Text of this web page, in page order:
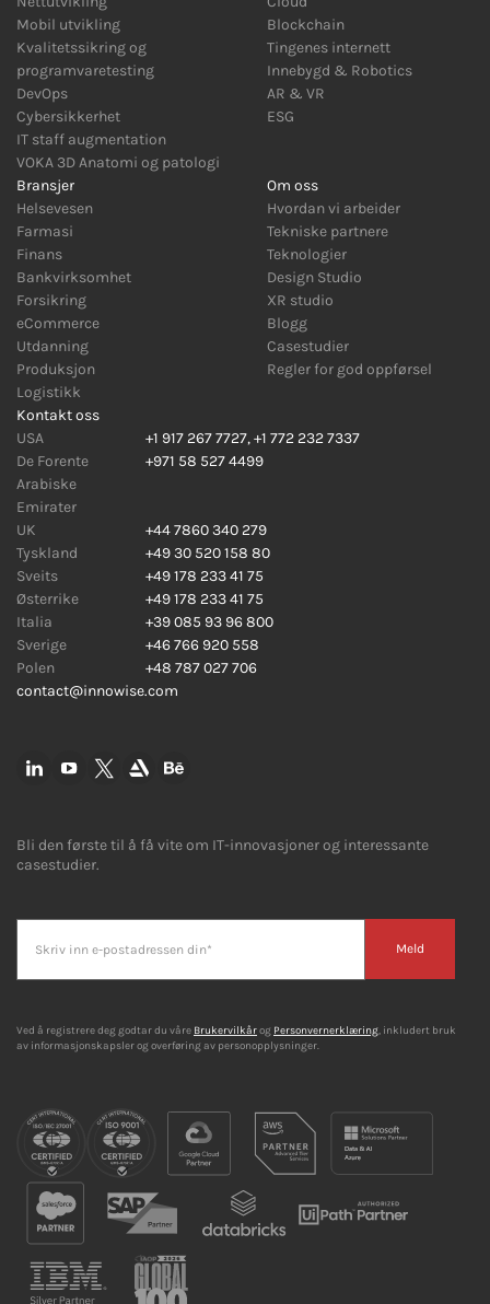
Mobil utvikling
Kvalitetssikring og
programvaretesting
DevOps
Cybersikkerhet
IT staff augmentation
VOKA 3D Anatomi og patologi
Blockchain
Tingenes internett
Innebygd & Robotics
AR & VR
ESG
Bransjer
Helsevesen
Farmasi
Finans
Bankvirksomhet
Forsikring
eCommerce
Utdanning
Produksjon
Logistikk
Om oss
Hvordan vi arbeider
Tekniske partnere
Teknologier
Design Studio
XR studio
Blogg
Casestudier
Regler for god oppførsel
Kontakt oss
USA
+1 917 267 7727,+1 772 232 7337
De Forente
Arabiske
Emirater
+971 58 527 4499
UK
+44 7860 340 279
Tyskland
+49 30 520 158 80
Sveits
+49 178 233 41 75
Østerrike
+49 178 233 41 75
Italia
+39 085 93 96 800
Sverige
+46 766 920 558
Polen
+48 787 027 706
contact@innowise.com
Bli den første til å få vite om IT-innovasjoner og interessante
casestudier.
Meld
Ved å registrere deg godtar du våre Brukervilkårog Personvernerklæring, inkludert bruk
av informasjonskapsler og overføring av personopplysninger.